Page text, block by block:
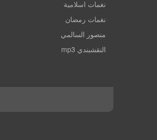
نغمات اسلامية
نغمات رمضان
منصور السالمي
النقشبندي mp3